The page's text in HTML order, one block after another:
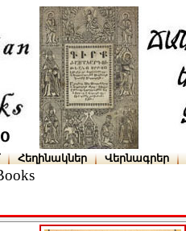
Հեղինակներ Վերնագրեր